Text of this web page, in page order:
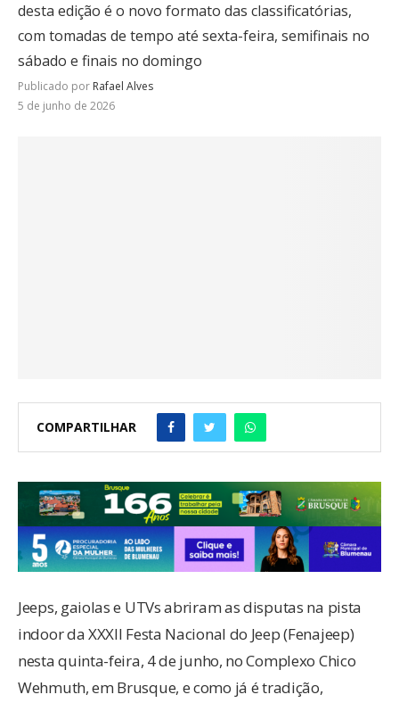
desta edição é o novo formato das classificatórias,
com tomadas de tempo até sexta-feira, semifinais no
sábado e finais no domingo
Publicado por Rafael Alves
5 de junho de 2026
COMPARTILHAR
Jeeps, gaiolas e UTVs abriram as disputas na pista
indoor da XXXII Festa Nacional do Jeep (Fenajeep)
nesta quinta-feira, 4 de junho, no Complexo Chico
Wehmuth, em Brusque, e como já é tradição,